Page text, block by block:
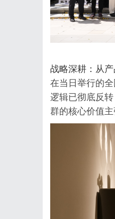
战略深耕：从
在当日举行的
逻辑已彻底反
群的核心价值主